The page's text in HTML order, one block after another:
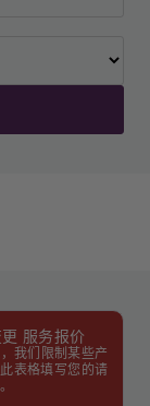
服务报价
我们限制某些产
表格填写您的请